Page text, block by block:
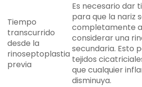
Tiempo
transcurrido
desde la
rinoseptoplastia
previa
Es necesario dar
para que la nariz
completamente
considerar una
secundaria. Esto
tejidos
que cualquier
disminuya.